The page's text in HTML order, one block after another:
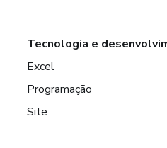
Tecnologia e
Excel
Programação
Site